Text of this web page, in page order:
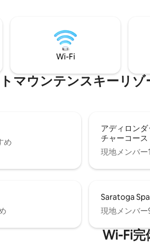
ラトガとレイクジョージまで20分 一年中
楽しめるオアシス 美しいデッキ、ファイ
ヤーピット、専用ドック-カヤッ
ーを提供 セントラルエアコン、暖房、居
心地の良い暖炉 犬1匹につき100
Wi-Fi
マウンテンスキーリ
め
アディロン
チャーコース
現地メンバ
Saratoga
現地メンバ
Wi-Fi完